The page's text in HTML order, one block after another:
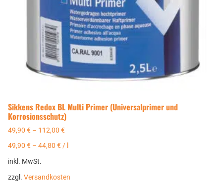
Sikkens Redox BL Multi Primer (Universalprimer und
Korrosionsschutz)
49,90 € – 112,00 €
49,90 € – 44,80 €/
inkl. MwSt.
zzgl. Versandkosten